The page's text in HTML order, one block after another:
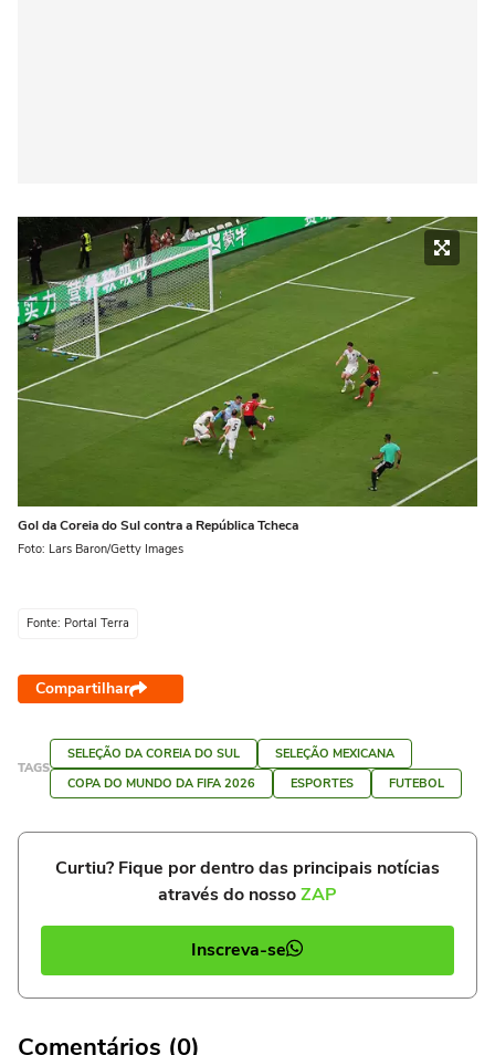
Gol da Coreia do Sul contra a República Tcheca
Foto: Lars Baron/Getty Images
Fonte: Portal Terra
Compartilhar
TAGS
SELEÇÃO DA COREIA DO SUL
SELEÇÃO MEXICANA
COPA DO MUNDO DA FIFA 2026
ESPORTES FUTEBOL
Curtiu? Fique por dentro das principais notícias
através do nossoZAP
Inscreva-se
Comentários (0)